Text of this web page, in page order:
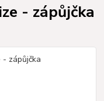
- zápůjčka